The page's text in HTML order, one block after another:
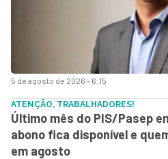
5 de agosto de 2026 - 6:15
ATENÇÃO, TRABALHADORES!
Último mês do PIS/Pasep
abono fica disponível e
em agosto